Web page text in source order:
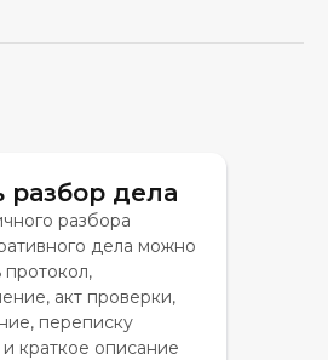
разбор дела
разбора
дела можно
протокол,
акт проверки,
переписку
краткое описание